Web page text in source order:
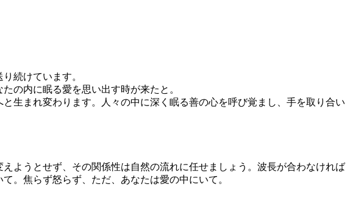
続けています。
の内に眠る愛を思い出す時が来たと。
生まれ変わります。人々の中に深く眠る善の心を呼び覚まし、手を取り合い
ようとせず、その関係性は自然の流れに任せましょう。波長が合わなければ
。焦らず怒らず、ただ、あなたは愛の中にいて。